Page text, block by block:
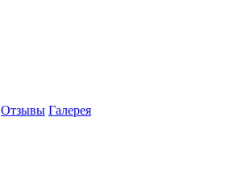
Отзывы Галерея